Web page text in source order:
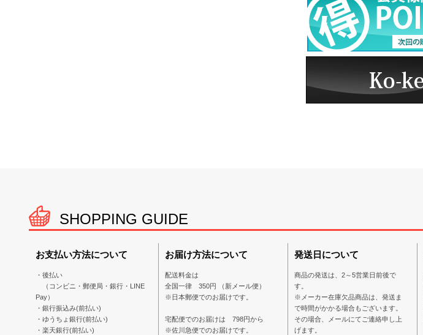
SHOPPING GUIDE
お支払い方法について
・後払い
（コンビニ・郵便局・銀行・LINE
Pay）
・銀行振込み(前払い)
・ゆうちょ銀行(前払い)
・楽天銀行(前払い)
お届け方法について
配送料金は
全国一律 350円 （新メール便）
※日本郵便でのお届けです。
宅配便でのお届けは 798円から
※佐川急便でのお届けです。
発送日について
商品の発送は、2～5営業日前後で
す。
※メーカー在庫欠品商品は、発送ま
で時間がかかる場合もございます。
その場合、メールにてご連絡申し上
げます。